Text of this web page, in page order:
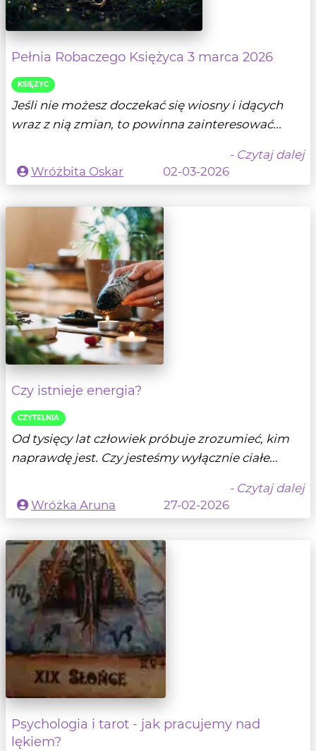
Pełnia Robaczego Księżyca 3 marca 2026
KSIĘŻYC
Jeśli nie możesz doczekać się wiosny i idących
wraz z nią zmian, to powinna zainteresować...
- Czytaj dalej
Wróżbita Oskar
02-03-2026
Czy istnieje energia?
CZYTELNIA
Od tysięcy lat człowiek próbuje zrozumieć, kim
naprawdę jest. Czy jesteśmy wyłącznie ciałe...
- Czytaj dalej
Wróżka Aruna
27-02-2026
Psychologia i tarot - jak pracujemy nad
lękiem?